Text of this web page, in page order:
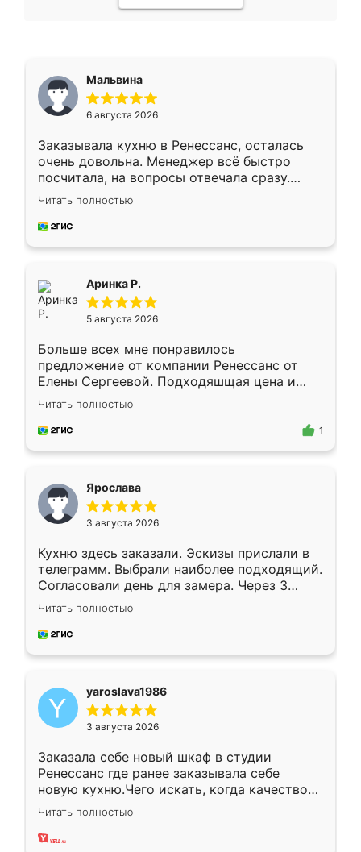
Мальвина
6 августа 2026
Заказывала кухню в Ренессанс, осталась
очень довольна. Менеджер всё быстро
посчитала, на вопросы отвечала сразу.
Замерщик приехал в субботу, подошёл к
делу со всей ответственностью. Собрали
за день, ребята работали аккуратно, даже
Читать полностью
Аринка Р.
5 августа 2026
Больше всех мне понравилось
предложение от компании Ренессанс от
Елены Сергеевой. Подходяшщая цена и
короткие сроки изготовления. Приехавший
для замера сотрудник Владислав
предложил по моему эскизу самый
Читать полностью
1
Ярослава
3 августа 2026
Кухню здесь заказали. Эскизы прислали в
телеграмм. Выбрали наиболее подходящий.
Согласовали день для замера. Через 3
недели кухня была уже готова. Остались
довольны работой. Спасибо Ренессанс
мебель за качественную работу!
Читать полностью
yaroslava1986
3 августа 2026
Заказала себе новый шкаф в студии
Ренессанс где ранее заказывала себе
новую кухню.Чего искать, когда качеством
вполне довольна. Служит кухня уже почти
два года, нареканий нет.
Читать полностью